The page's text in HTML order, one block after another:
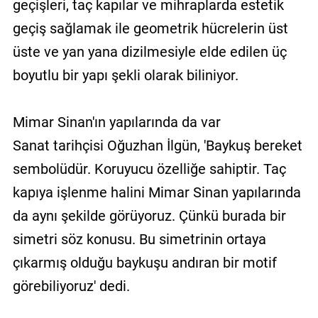
geçişleri, taç kapılar ve mihraplarda estetik
geçiş sağlamak ile geometrik hücrelerin üst
üste ve yan yana dizilmesiyle elde edilen üç
boyutlu bir yapı şekli olarak biliniyor.
Mimar Sinan'ın yapılarında da var
Sanat tarihçisi Oğuzhan İlgün, 'Baykuş bereket
sembolüdür. Koruyucu özelliğe sahiptir. Taç
kapıya işlenme halini Mimar Sinan yapılarında
da aynı şekilde görüyoruz. Çünkü burada bir
simetri söz konusu. Bu simetrinin ortaya
çıkarmış olduğu baykuşu andıran bir motif
görebiliyoruz' dedi.